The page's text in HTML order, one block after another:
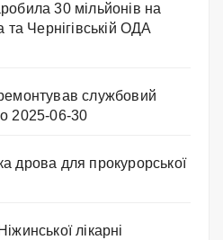
30 мільйонів на
та Чернігівській ОДА
службовий
2025-06-30
дрова для прокурорської
лікарні